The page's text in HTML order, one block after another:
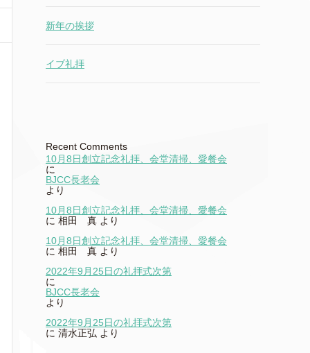
新年の挨拶
イブ礼拝
Recent Comments
10月8日創立記念礼拝、会堂清掃、愛餐会
に
BJCC長老会
より
10月8日創立記念礼拝、会堂清掃、愛餐会
に 相田 真 より
10月8日創立記念礼拝、会堂清掃、愛餐会
に 相田 真 より
2022年9月25日の礼拝式次第
に
BJCC長老会
より
2022年9月25日の礼拝式次第
に 清水正弘 より